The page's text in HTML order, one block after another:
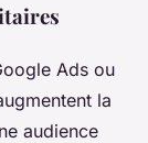
Ads ou
la
audience